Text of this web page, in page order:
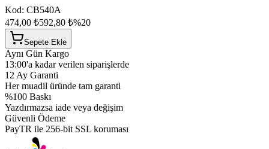
Kod: CB540A
474,00 ₺592,80 ₺%20
Sepete Ekle
Aynı Gün Kargo
13:00'a kadar verilen siparişlerde
12 Ay Garanti
Her muadil üründe tam garanti
%100 Baskı
Yazdırmazsa iade veya değişim
Güvenli Ödeme
PayTR ile 256-bit SSL koruması